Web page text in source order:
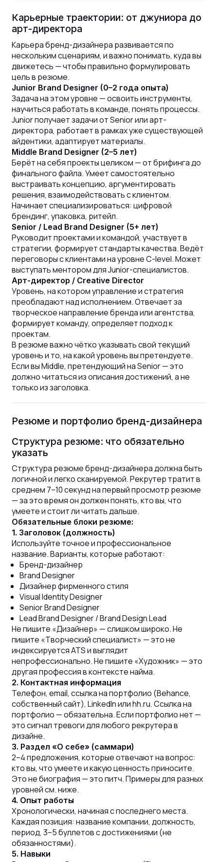
Карьерные траектории: от джуниора до
арт-директора
Карьера бренд-дизайнера развивается по
нескольким сценариям, и важно понимать, куда вы
движетесь — чтобы правильно формулировать
цель в резюме.
Junior Brand Designer (0–2 года опыта)
Задача на этом уровне — освоить инструменты,
научиться работать в команде, понять процессы.
Junior получает задачи от Senior или арт-
директора, работает в рамках уже существующей
айдентики, адаптирует материалы.
Middle Brand Designer (2–5 лет)
Берёт на себя проекты целиком — от брифинга до
финального файла. Умеет самостоятельно
выстраивать концепцию, аргументировать
решения, взаимодействовать с клиентом.
Начинает специализироваться: цифровой
брендинг, упаковка, ритейл.
Senior / Lead Brand Designer (5+ лет)
Руководит проектами и командой, участвует в
стратегии, формирует стандарты качества. Ведёт
переговоры с клиентами на уровне C-level. Может
выступать ментором для Junior-специалистов.
Арт-директор / Creative Director
Уровень, на котором управление и стратегия
преобладают над исполнением. Отвечает за
творческое направление бренда или агентства,
формирует команду, определяет подход к
проектам.
В резюме важно чётко указывать свой текущий
уровень и то, на какой уровень вы претендуете.
Если вы Middle, претендующий на Senior — это
должно читаться из описания достижений, а не
только из заголовка.
Резюме и портфолио бренд-дизайнера
Структура резюме: что обязательно
указать
Структура резюме бренд-дизайнера должна быть
логичной и легко сканируемой. Рекрутер тратит в
среднем 7–10 секунд на первый просмотр резюме
— за это время он должен понять, кто вы, что
умеете и стоит ли читать дальше.
Обязательные блоки резюме:
1. Заголовок (должность)
Используйте точное и профессиональное
название. Варианты, которые работают:
Бренд-дизайнер
Brand Designer
Дизайнер фирменного стиля
Visual Identity Designer
Senior Brand Designer
Lead Brand Designer / Brand Design Lead
Не пишите «Дизайнер» — слишком широко. Не
пишите «Творческий специалист» — это не
индексируется ATS и выглядит
непрофессионально. Не пишите «Художник» — это
другая профессия в контексте найма.
2. Контактная информация
Телефон, email, ссылка на портфолио (Behance,
собственный сайт), LinkedIn или hh.ru. Ссылка на
портфолио — обязательна. Если портфолио нет —
это сигнал тревоги для любого рекрутера в
дизайне.
3. Раздел «О себе» (саммари)
2–4 предложения, которые отвечают на вопрос:
кто вы, что умеете и какую ценность приносите.
Это не биография — это питч. Примеры для разных
уровней см. ниже.
4. Опыт работы
Хронологически, начиная с последнего места.
Каждая позиция: название компании, должность,
период, 3–5 буллетов с достижениями (не
обязанностями).
5. Навыки